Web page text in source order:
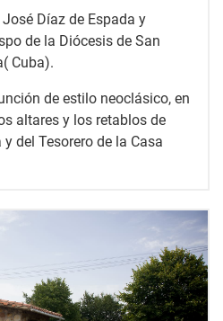
Díaz de Espada y
de la Diócesis de San
Cuba).
de estilo neoclásico, en
altares y los retablos de
del Tesorero de la Casa